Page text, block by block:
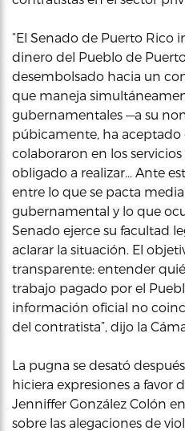
“El Senado de Puerto Rico
dinero del Pueblo de
desembolsado hacia un
que maneja
gubernamentales —a su
púbicamente, ha aceptado
colaboraron en los servicios
obligado a realizar… Ante
entre lo que se pacta
gubernamental y lo que
Senado ejerce su facultad
aclarar la situación. El
transparente: entender
trabajo pagado por el
información oficial no
del contratista”, dijo la
La pugna se desató
hiciera expresiones a favor
Jenniffer González Colón
sobre las alegaciones de